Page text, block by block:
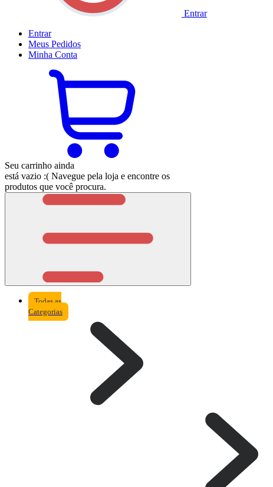
Entrar
Entrar
Meus Pedidos
Minha Conta
Seu carrinho ainda
está vazio :( Navegue pela loja e encontre os
produtos que você procura.
Todas as
Categorias